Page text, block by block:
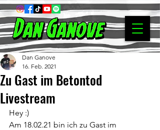
Zu Gast im Betontod
Livestream
Dan Ganove
16. Feb. 2021
Hey :)
Am 18.02.21 bin ich zu Gast im